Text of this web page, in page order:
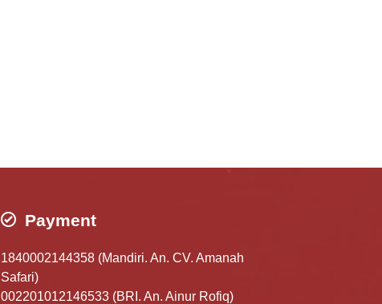
Payment
1840002144358 (Mandiri. An. CV. Amanah
Safari)
002201012146533 (BRI. An. Ainur Rofiq)